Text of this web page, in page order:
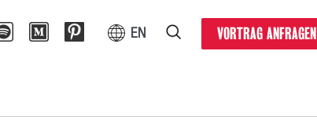
EN VORTRAG ANFRAGEN